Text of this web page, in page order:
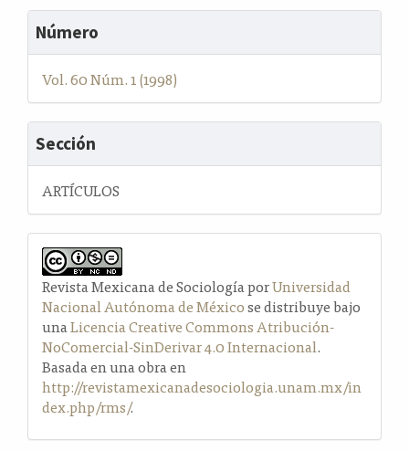
Número
Vol. 60 Núm. 1 (1998)
Sección
ARTÍCULOS
Revista Mexicana de Sociología porUniversidad
Nacional Autónoma de Méxicose distribuye bajo
unaLicencia Creative Commons Atribución-
NoComercial-SinDerivar 4.0 Internacional.
Basada en una obra en
http://revistamexicanadesociologia.unam.mx/in
dex.php/rms/.